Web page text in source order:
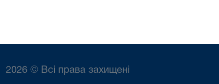
2026 © Всі права захищені